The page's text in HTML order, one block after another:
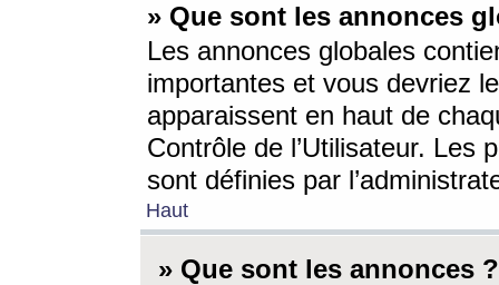
» Que sont les annonces
Les annonces globales
importantes et vous devriez
apparaissent en haut de
Contrôle de l’Utilisateur. Les
sont définies par
Haut
» Que sont les annonces ?